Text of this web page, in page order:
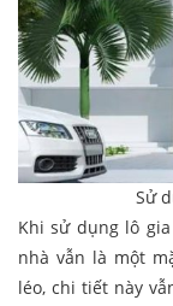
Sử
Khi sử dụng lô
nhà vẫn là một
léo, chi tiết này